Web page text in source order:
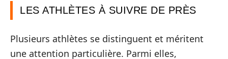
LES ATHLÈTES À SUIVRE DE PRÈS
Plusieurs athlètes se distinguent et méritent
une attention particulière. Parmi elles,